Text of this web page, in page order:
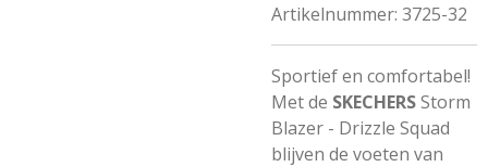
Artikelnummer: 3725-32
Sportief en comfortabel!
Met de SKECHERSStorm
Blazer - Drizzle Squad
blijven de voeten van